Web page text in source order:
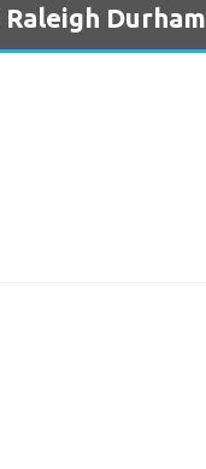
Durham